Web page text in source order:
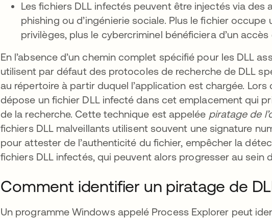
Les fichiers DLL infectés peuvent être injectés via des
phishing ou d’ingénierie sociale. Plus le fichier
privilèges, plus le cybercriminel bénéficiera d’un
En l’absence d’un chemin complet spécifié pour les DLL
utilisent par défaut des protocoles de recherche de DLL
au répertoire à partir duquel l’application est chargée. Lors
dépose un fichier DLL infecté dans cet emplacement qui
de la recherche. Cette technique est appelée piratage de
fichiers DLL malveillants utilisent souvent une signature
pour attester de l’authenticité du fichier, empêcher la
fichiers DLL infectés, qui peuvent alors progresser au sein
Comment identifier un piratage de
Un programme Windows appelé Process Explorer peut